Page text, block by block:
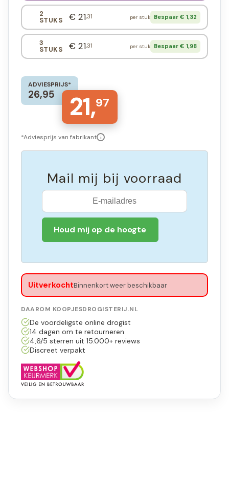
2
STUKS € 21,31 per stuk Bespaar € 1,32
3
STUKS € 21,31 per stuk Bespaar € 1,98
ADVIESPRIJS*
26,95 21,97
*Adviesprijs van fabrikant i
Mail mij bij voorraad
Houd mij op de hoogte
UitverkochtBinnenkort weer beschikbaar
DAAROM KOOPJESDROGISTERIJ.NL
De voordeligste online drogist
14 dagen om te retourneren
4,6/5 sterren uit 15.000+ reviews
Discreet verpakt